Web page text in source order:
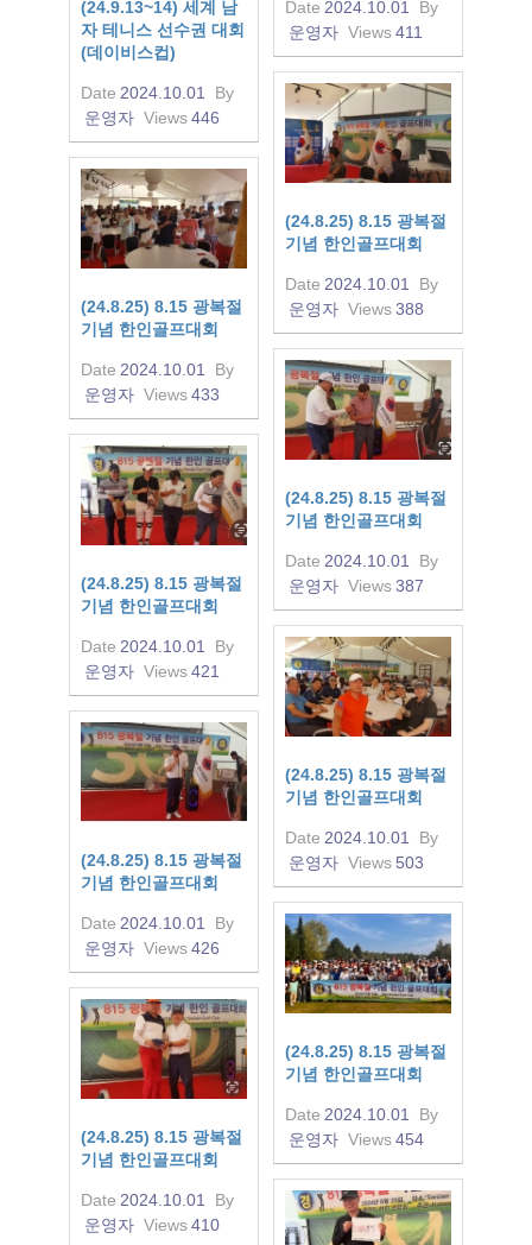
Date 2024.10.01
By
운영자 Views411
(24.9.13~14) 세계 남
자 테니스 선수권 대회
(데이비스컵)
Date 2024.10.01
By
운영자 Views446
(24.8.25) 8.15 광복절
기념 한인골프대회
Date 2024.10.01
By
운영자 Views388
(24.8.25) 8.15 광복절
기념 한인골프대회
Date 2024.10.01
By
운영자 Views433
(24.8.25) 8.15 광복절
기념 한인골프대회
Date 2024.10.01
By
운영자 Views387
(24.8.25) 8.15 광복절
기념 한인골프대회
Date 2024.10.01
By
운영자 Views421
(24.8.25) 8.15 광복절
기념 한인골프대회
Date 2024.10.01
By
운영자 Views 503
(24.8.25) 8.15 광복절
기념 한인골프대회
Date 2024.10.01
By
운영자 Views426
(24.8.25) 8.15 광복절
기념 한인골프대회
Date 2024.10.01
By
운영자 Views454
(24.8.25) 8.15 광복절
기념 한인골프대회
Date 2024.10.01
By
운영자 Views410